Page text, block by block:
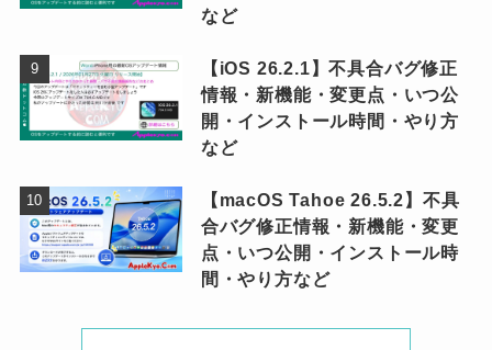
など
【iOS 26.2.1】不具合バグ修正
情報・新機能・変更点・いつ公
開・インストール時間・やり方
など
【macOS Tahoe 26.5.2】不具
合バグ修正情報・新機能・変更
点・いつ公開・インストール時
間・やり方など